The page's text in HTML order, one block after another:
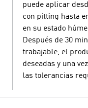
puede aplicar
con pitting hasta
en su estado
Después de 30
trabajable, el
deseadas y una
las tolerancias